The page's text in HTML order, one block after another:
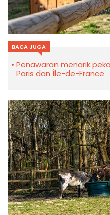
BACA JUGA
Penawaran menarik
Paris dan Île-de-France